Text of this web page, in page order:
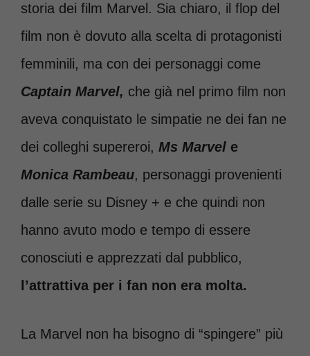
storia dei film Marvel. Sia chiaro, il flop del
film non è dovuto alla scelta di protagonisti
femminili, ma con dei personaggi come
Captain Marvel, che già nel primo film non
aveva conquistato le simpatie ne dei fan ne
dei colleghi supereroi, Ms Marvel e
Monica Rambeau, personaggi provenienti
dalle serie su Disney + e che quindi non
hanno avuto modo e tempo di essere
conosciuti e apprezzati dal pubblico,
l’attrattiva per i fan non era molta.
La Marvel non ha bisogno di “spingere” più